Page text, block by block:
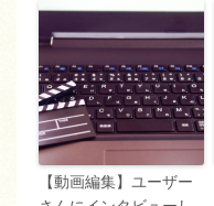
【動画編集】ユーザー